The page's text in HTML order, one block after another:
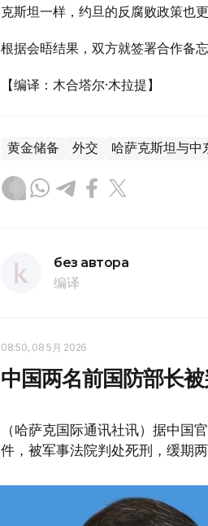
克斯坦一样，约旦的反腐败政策也
根据会晤结果，双方就签署合作备
【编译：木合塔尔·木拉提】
黄金储备 外交 哈萨克斯坦与中
без автора
编译
08:50, 08 5月 2026
中国两名前国防部长
（哈萨克国际通讯社讯）据中国
件，被军事法院判处死刑，缓期两